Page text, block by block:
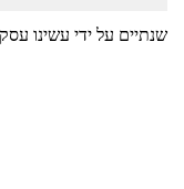
שנתיים על ידי עשינו